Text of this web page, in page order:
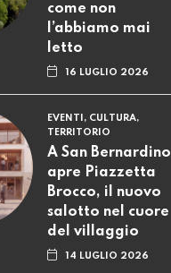
come non
l’abbiamo mai
letto
16 LUGLIO 2026
EVENTI, CULTURA,
TERRITORIO
A San Bernardino
apre Piazzetta
Brocco, il nuovo
salotto nel cuore
del villaggio
14 LUGLIO 2026